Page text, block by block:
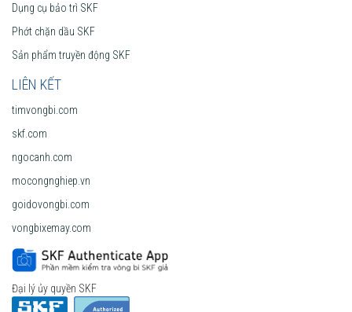
Dụng cụ bảo trì SKF
Phớt chặn dầu SKF
Sản phẩm truyền động SKF
LIÊN KẾT
timvongbi.com
skf.com
ngocanh.com
mocongnghiep.vn
goidovongbi.com
vongbixemay.com
Đại lý ủy quyền SKF